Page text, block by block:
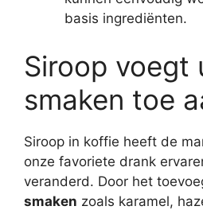
basis ingrediënten.
Siroop voegt
smaken toe
Siroop in koffie heeft de
onze favoriete drank
veranderd. Door het
smaken zoals karamel,